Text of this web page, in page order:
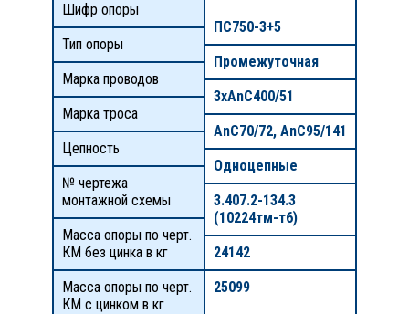
Шифр опоры
Тип опоры
Марка проводов
Марка троса
Цепность
№ чертежа
монтажной схемы
Масса опоры по черт.
КМ без цинка в кг
Масса опоры по черт.
КМ с цинком в кг
ПС750-3+5
Промежуточная
3хАnС400/51
AnC70/72, AnC95/141
Одноцепные
3.407.2-134.3
(10224тм-т6)
24142
25099